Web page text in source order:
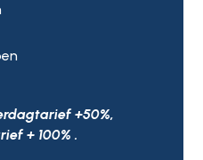
+50%,
+ 100% .